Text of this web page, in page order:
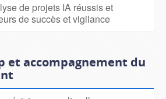
de projets IA réussis et
de succès et vigilance
et accompagnement du